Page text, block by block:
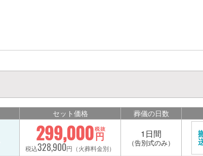
セット価格 葬儀の日数
299,000円
税抜
税込328,900円（火葬料金別）
1日間
（告別式のみ）